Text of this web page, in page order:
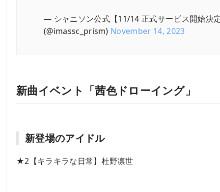
— シャニソン公式【11/14 正式サービス開始決
(@imassc_prism) November 14, 2023
新曲イベント「茜色ドローイング」
新登場のアイドル
★2【キラキラな日常】杜野凛世